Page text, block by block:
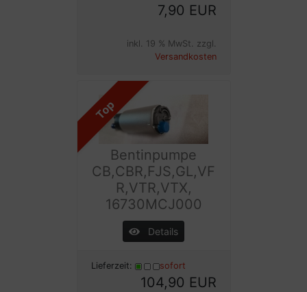
7,90 EUR
inkl. 19 % MwSt. zzgl.
Versandkosten
Top
Bentinpumpe
CB,CBR,FJS,GL,VF
R,VTR,VTX,
16730MCJ000
Details
Lieferzeit: sofort
104,90 EUR